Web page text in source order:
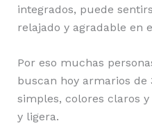
integrados, puede
relajado y agradable en
Por eso muchas
buscan hoy armarios
simples, colores claros
y ligera.